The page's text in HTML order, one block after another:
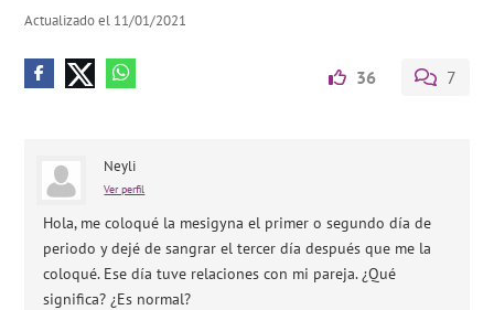
Actualizado el 11/01/2021
36 7
Neyli
Ver perfil
Hola, me coloqué la mesigyna el primer o segundo día de
periodo y dejé de sangrar el tercer día después que me la
coloqué. Ese día tuve relaciones con mi pareja. ¿Qué
significa? ¿Es normal?